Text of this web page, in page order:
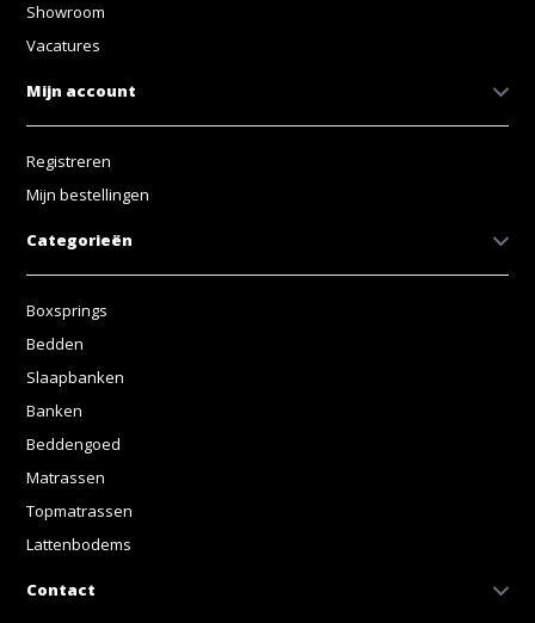
Showroom
Vacatures
Mijn account
Registreren
Mijn bestellingen
Categorieën
Boxsprings
Bedden
Slaapbanken
Banken
Beddengoed
Matrassen
Topmatrassen
Lattenbodems
Contact